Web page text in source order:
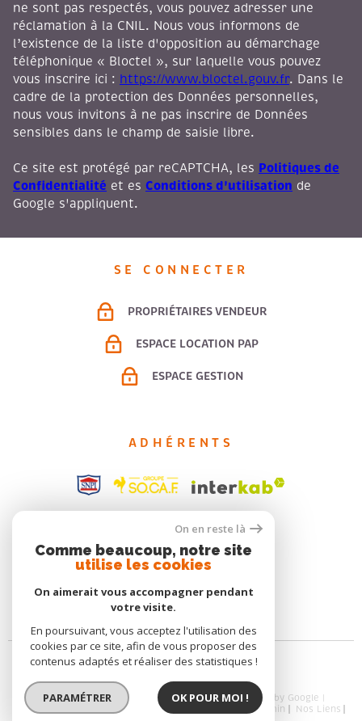
ne sont pas respectés, vous pouvez adresser une
réclamation à la CNIL. Nous vous informons de
l’existence de la liste d'opposition au démarchage
téléphonique « Bloctel », sur laquelle vous pouvez
vous inscrire ici : https://www.bloctel.gouv.fr. Dans le
cadre de la protection des Données personnelles,
nous vous invitons à ne pas inscrire de Données
sensibles dans le champ de saisie libre.
Ce site est protégé par reCAPTCHA, les Politiques de
Confidentialité et es Conditions d'utilisation de
Google s'appliquent.
SE CONNECTER
PROPRIÉTAIRES VENDEUR
ESPACE LOCATION PAP
ESPACE GESTION
ADHÉRENTS
© 2026 | Tous droits réservés | Traduction powered by Google |
Plan Du Site
Mentions Légales Admin
Nos Liens
On en reste là
Comme beaucoup, notre site
utilise les cookies
On aimerait vous accompagner pendant
votre visite.
En poursuivant, vous acceptez l'utilisation des
cookies par ce site, afin de vous proposer des
contenus adaptés et réaliser des statistiques !
PARAMÉTRER OK POUR MOI !